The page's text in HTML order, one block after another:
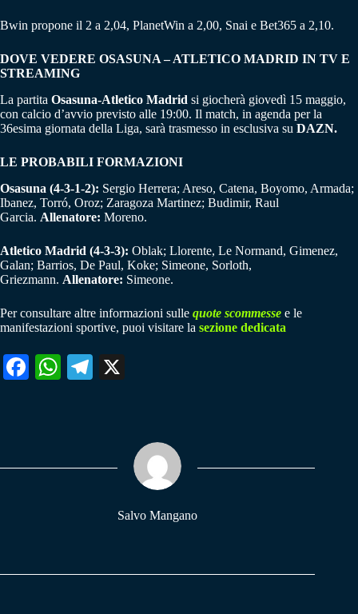
Bwin propone il 2 a 2,04, PlanetWin a 2,00, Snai e Bet365 a 2,10.
DOVE VEDERE OSASUNA – ATLETICO MADRID IN TV E
STREAMING
La partita Osasuna-Atletico Madrid si giocherà giovedì 15 maggio,
con calcio d’avvio previsto alle 19:00. Il match, in agenda per la
36esima giornata della Liga, sarà trasmesso in esclusiva su DAZN.
LE PROBABILI FORMAZIONI
Osasuna (4-3-1-2): Sergio Herrera; Areso, Catena, Boyomo, Armada;
Ibanez, Torró, Oroz; Zaragoza Martinez; Budimir, Raul
Garcia. Allenatore: Moreno.
Atletico Madrid (4-3-3): Oblak; Llorente, Le Normand, Gimenez,
Galan; Barrios, De Paul, Koke; Simeone, Sorloth,
Griezmann. Allenatore: Simeone.
Per consultare altre informazioni sulle quote scommesse e le
manifestazioni sportive, puoi visitare la sezione dedicata
Fa W
pp
Te
m
Salvo Mangano